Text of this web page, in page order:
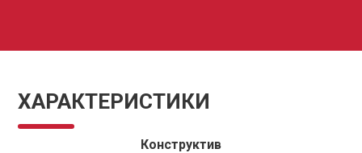
ХАРАКТЕРИСТИКИ
Конструктив